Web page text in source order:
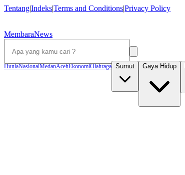
Tentang|Indeks|Terms and Conditions|Privacy Policy
MembaraNews
DuniaNasionalMedanAcehEkonomiOlahraga Sumut Gaya Hidup